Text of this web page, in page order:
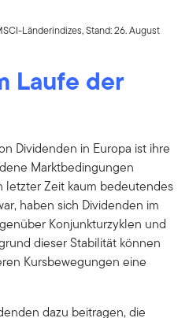
Länderindizes, Stand: 26. August
Laufe der
Dividenden in Europa ist ihre
Marktbedingungen
letzter Zeit kaum bedeutendes
haben sich Dividenden im
Konjunkturzyklen und
dieser Stabilität können
Kursbewegungen eine
dazu beitragen, die